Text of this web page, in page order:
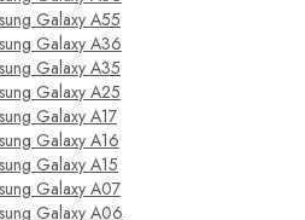
Galaxy A55
Galaxy A36
Galaxy A35
Galaxy A25
Galaxy A17
Galaxy A16
Galaxy A15
Galaxy A07
Galaxy A06